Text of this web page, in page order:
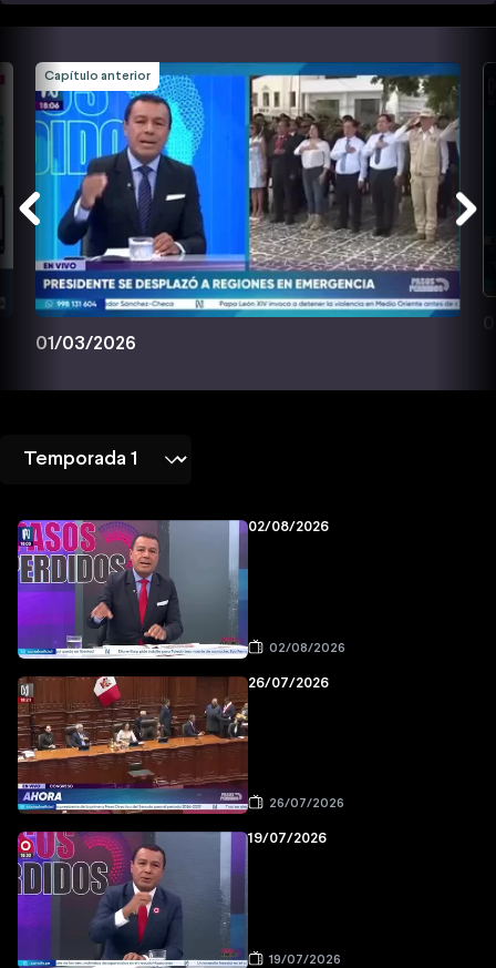
Capítulo anterior
01/03/2026
02/08/2026
02/08/2026
26/07/2026
26/07/2026
19/07/2026
19/07/2026